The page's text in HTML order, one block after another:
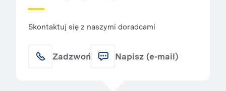
Skontaktuj się z naszymi doradcami
Zadzwoń Napisz (e-mail)